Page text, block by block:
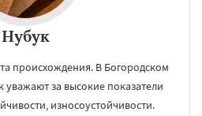
Октябрьский
Родники
Удельная
Хорлово
Нубук
происхождения. В Богородском
уважают за высокие показатели
износоустойчивости.